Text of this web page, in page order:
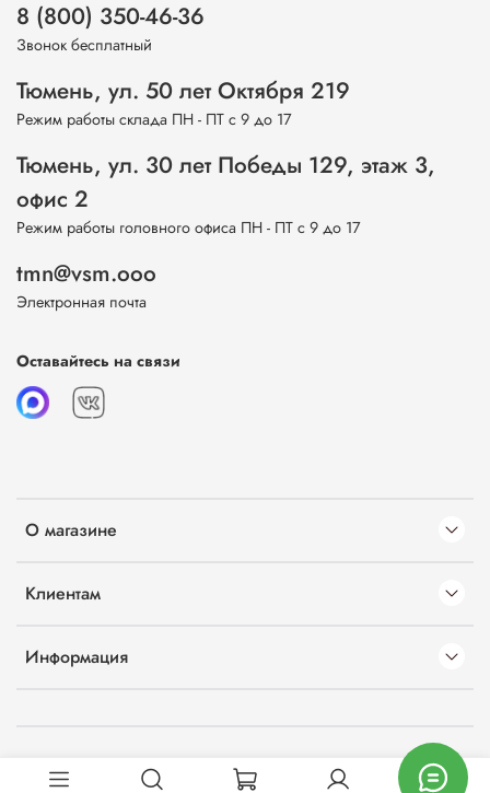
О магазине
Клиентам
Информация
8 (800) 350-46-36
Звонок бесплатный
Тюмень, ул. 50 лет Октября 219
Режим работы склада ПН - ПТ с 9 до 17
Тюмень, ул. 30 лет Победы 129, этаж 3,
офис 2
Режим работы головного офиса ПН - ПТ с 9 до 17
tmn@vsm.ooo
Электронная почта
Оставайтесь на связи